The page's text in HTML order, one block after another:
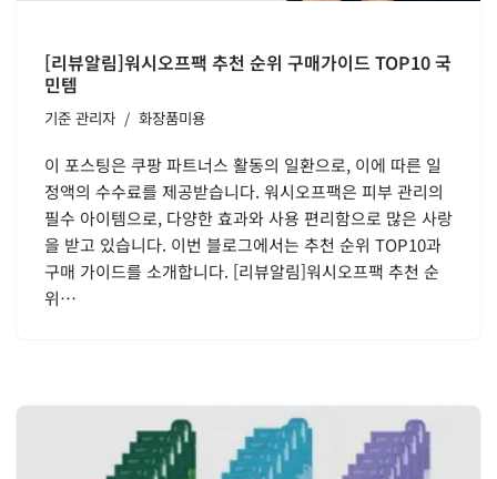
[리뷰알림]워시오프팩 추천 순위 구매가이드 TOP10 국
민템
기준 관리자 화장품미용
이 포스팅은 쿠팡 파트너스 활동의 일환으로, 이에 따른 일
정액의 수수료를 제공받습니다. 워시오프팩은 피부 관리의
필수 아이템으로, 다양한 효과와 사용 편리함으로 많은 사랑
을 받고 있습니다. 이번 블로그에서는 추천 순위 TOP10과
구매 가이드를 소개합니다. [리뷰알림]워시오프팩 추천 순
위…